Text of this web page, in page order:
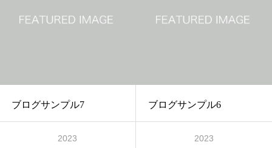
ブログサンプル7 ブログサンプル6
2023 2023